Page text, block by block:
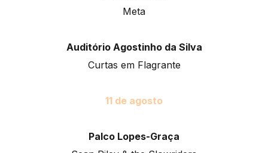
Meta
Auditório Agostinho da Silva
Curtas em Flagrante
11 de agosto
Palco Lopes-Graça